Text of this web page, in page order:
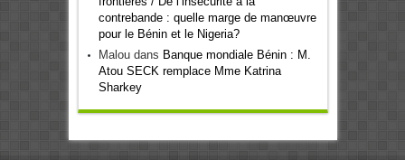
contrebande : quelle marge de manœuvre
pour le Bénin et le Nigeria?
Maloudans Banque mondiale Bénin : M.
Atou SECK remplace Mme Katrina
Sharkey